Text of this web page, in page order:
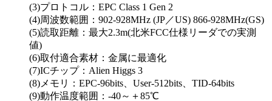
(3)プロトコル：EPC Class 1 Gen 2
(4)周波数範囲：902-928MHz (JP／US) 866-928MHz(GS)
(5)読取距離：最大2.3m(北米FCC仕様リーダでの実測
値)
(6)取付適合素材：金属に最適化
(7)ICチップ：Alien Higgs 3
(8)メモリ：EPC-96bits、User-512bits、TID-64bits
(9)動作温度範囲：-40～＋85℃